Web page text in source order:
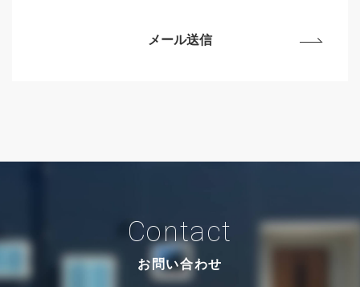
Contact
お問い合わせ